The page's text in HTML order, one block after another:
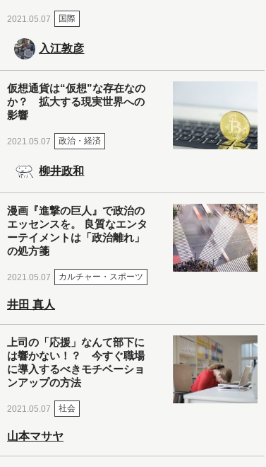
2021.05.07 国際
入江敦彦
仮想通貨は“仮想”な存在なの
か？ 拡大する現実世界への
影響
2021.05.07 政治・経済
柳井政和
漫画『進撃の巨人』で政治の
エッセンスを。 良質なエンタ
ーテイメントは「政治離れ」
の処方箋
2021.05.07 カルチャー・スポーツ
井田 真人
上司の「応援」なんて部下に
は響かない！？ 今すぐ職場
に導入するべきモチベーショ
ンアップの方法
2021.05.07 社会
山本マサヤ